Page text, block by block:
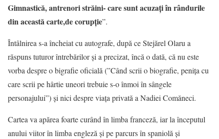
Gimnastică, antrenori străini- care sunt acuzați în rândurile
din această carte,de corupție”.
Întâlnirea s-a încheiat cu autografe, după ce Stejărel Olaru a
răspuns tuturor întrebărilor și a precizat, încă o dată, că nu este
vorba despre o bigrafie oficială (”Când scrii o biografie, penița cu
care scrii pe hârtie uneori trebuie s-o înmoi în sângele
personajului”) și nici despre viața privată a Nadiei Comăneci.
Cartea va apărea foarte curând în limba franceză, iar la începutul
anului viitor în limba engleză și pe parcurs în spaniolă și